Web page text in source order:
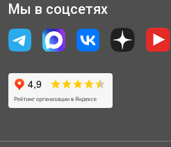
Мы в соцсетях